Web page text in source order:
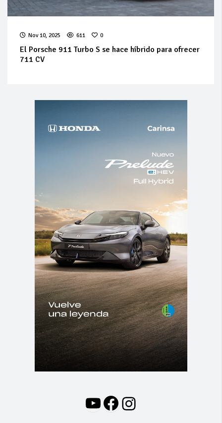
Nov 10, 2025 611 0
El Porsche 911 Turbo S se hace híbrido para ofrecer
711 CV
YouTube
Facebook
Instagram